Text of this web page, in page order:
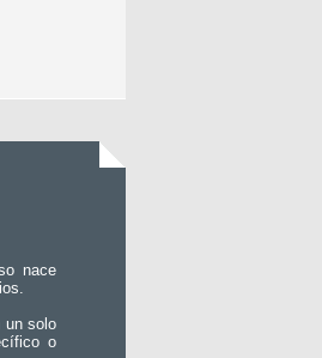
nace
un solo
o